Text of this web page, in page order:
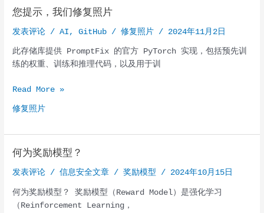
您提示，我们修复照片
发表评论 /AI ,GitHub /修复照片 / 2024年11月2日
此存储库提供 PromptFix 的官方 PyTorch 实现，包括预先训
练的权重、训练和推理代码，以及用于训
您
示，
修
复
片
Read More »
修复照片
何为奖励模型？
发表评论 /信息安全文章 /奖励模型 / 2024年10月15日
何为奖励模型？ 奖励模型（Reward Model）是强化学习
（Reinforcement Learning，